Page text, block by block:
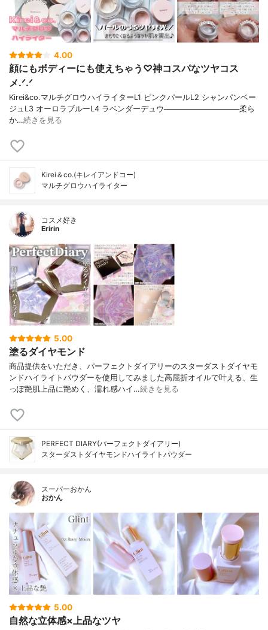
4.00
顔にもボディーにも使えちゃう♡神コスパなツヤコス
メ.ᐟ.ᐟ
Kirei&co.マルチグロウハイライターL1 ピンクパールL2 シャンパンベー
ジュL3 オーロラブルーL4 ラベンダーデュウ──────────────柔ら
か…続きを見る
Kirei＆co.(キレイアンドコー)
マルチグロウハイライター
コスメ好き
Eririn
5.00
塗るダイヤモンド
商品提供をいただき、パーフェクトダイアリーのスターダストダイヤモ
ンドハイライトパウダーを使用してみました高屈折オイルで叶える、生
っぽ艶肌上品に艶めく、濡れ感ハイ…続きを見る
PERFECT DIARY(パーフェクトダイアリー)
スターダストダイヤモンドハイライトパウダー
スーパーおかん
おかん
5.00
自然な立体感×上品なツヤ